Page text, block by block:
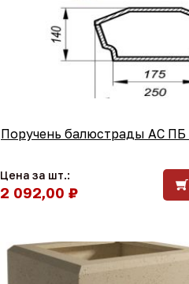
Поручень балюстрады АС
Цена за шт.:
2 092,00 ₽